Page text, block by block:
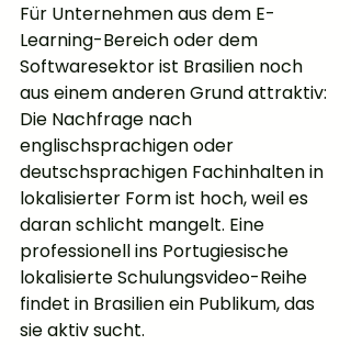
Für Unternehmen aus dem E-
Learning-Bereich oder dem
Softwaresektor ist Brasilien noch
aus einem anderen Grund attraktiv:
Die Nachfrage nach
englischsprachigen oder
deutschsprachigen Fachinhalten in
lokalisierter Form ist hoch, weil es
daran schlicht mangelt. Eine
professionell ins Portugiesische
lokalisierte Schulungsvideo-Reihe
findet in Brasilien ein Publikum, das
sie aktiv sucht.